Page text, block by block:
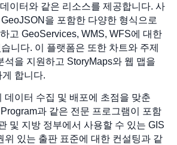
이터와 같은 리소스를 제공합니다. 사
을 포함한 다양한 형식으로
고 GeoServices, WMS, WFS에 대한
니다. 이 플랫폼은 또한 차트와 주제
석을 지원하고 StoryMaps와 웹 맵을
합니다.
데이터 수집 및 배포에 초점을 맞춘
과 같은 전문 프로그램이 포함
및 지방 정부에서 사용할 수 있는 GIS
위 있는 출판 표준에 대한 컨설팅과 같